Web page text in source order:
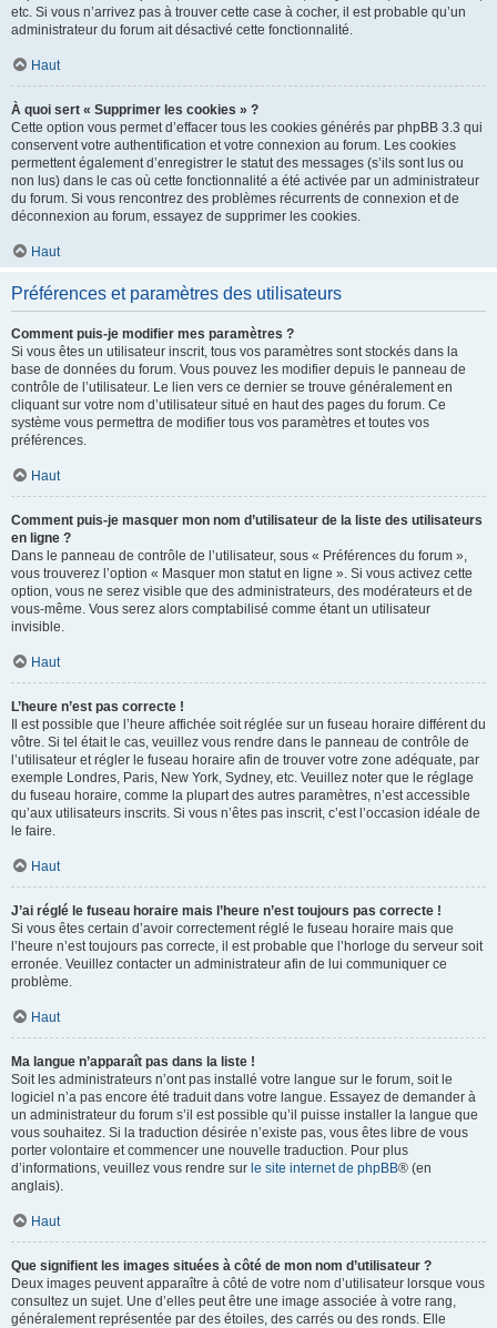
etc. Si vous n’arrivez pas à trouver cette case à cocher, il est probable qu’un
administrateur du forum ait désactivé cette fonctionnalité.
Haut
À quoi sert « Supprimer les cookies » ?
Cette option vous permet d’effacer tous les cookies générés par phpBB 3.3 qui
conservent votre authentification et votre connexion au forum. Les cookies
permettent également d’enregistrer le statut des messages (s’ils sont lus ou
non lus) dans le cas où cette fonctionnalité a été activée par un administrateur
du forum. Si vous rencontrez des problèmes récurrents de connexion et de
déconnexion au forum, essayez de supprimer les cookies.
Haut
Préférences et paramètres des utilisateurs
Comment puis-je modifier mes paramètres ?
Si vous êtes un utilisateur inscrit, tous vos paramètres sont stockés dans la
base de données du forum. Vous pouvez les modifier depuis le panneau de
contrôle de l’utilisateur. Le lien vers ce dernier se trouve généralement en
cliquant sur votre nom d’utilisateur situé en haut des pages du forum. Ce
système vous permettra de modifier tous vos paramètres et toutes vos
préférences.
Haut
Comment puis-je masquer mon nom d’utilisateur de la liste des utilisateurs
en ligne ?
Dans le panneau de contrôle de l’utilisateur, sous « Préférences du forum »,
vous trouverez l’option « Masquer mon statut en ligne ». Si vous activez cette
option, vous ne serez visible que des administrateurs, des modérateurs et de
vous-même. Vous serez alors comptabilisé comme étant un utilisateur
invisible.
Haut
L’heure n’est pas correcte !
Il est possible que l’heure affichée soit réglée sur un fuseau horaire différent du
vôtre. Si tel était le cas, veuillez vous rendre dans le panneau de contrôle de
l’utilisateur et régler le fuseau horaire afin de trouver votre zone adéquate, par
exemple Londres, Paris, New York, Sydney, etc. Veuillez noter que le réglage
du fuseau horaire, comme la plupart des autres paramètres, n’est accessible
qu’aux utilisateurs inscrits. Si vous n’êtes pas inscrit, c’est l’occasion idéale de
le faire.
Haut
J’ai réglé le fuseau horaire mais l’heure n’est toujours pas correcte !
Si vous êtes certain d’avoir correctement réglé le fuseau horaire mais que
l’heure n’est toujours pas correcte, il est probable que l’horloge du serveur soit
erronée. Veuillez contacter un administrateur afin de lui communiquer ce
problème.
Haut
Ma langue n’apparaît pas dans la liste !
Soit les administrateurs n’ont pas installé votre langue sur le forum, soit le
logiciel n’a pas encore été traduit dans votre langue. Essayez de demander à
un administrateur du forum s’il est possible qu’il puisse installer la langue que
vous souhaitez. Si la traduction désirée n’existe pas, vous êtes libre de vous
porter volontaire et commencer une nouvelle traduction. Pour plus
d’informations, veuillez vous rendre sur le site internet de phpBB® (en
anglais).
Haut
Que signifient les images situées à côté de mon nom d’utilisateur ?
Deux images peuvent apparaître à côté de votre nom d’utilisateur lorsque vous
consultez un sujet. Une d’elles peut être une image associée à votre rang,
généralement représentée par des étoiles, des carrés ou des ronds. Elle